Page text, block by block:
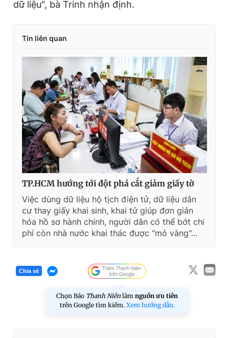
dữ liệu", bà Trinh nhận định.
Tin liên quan
TP.HCM hướng tới đột phá cắt giảm giấy tờ
Việc dùng dữ liệu hộ tịch điện tử, dữ liệu dân
cư thay giấy khai sinh, khai tử giúp đơn giản
hóa hồ sơ hành chính, người dân có thể bớt chi
phí còn nhà nước khai thác được "mỏ vàng"...
Chia sẻ
Chọn Báo Thanh Niên làm nguồn ưu tiên
trên Google tìm kiếm. Xem hướng dẫn.